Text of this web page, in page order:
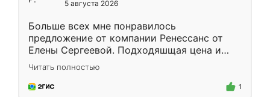
5 августа 2026
Больше всех мне понравилось
предложение от компании Ренессанс от
Елены Сергеевой. Подходяшщая цена и
короткие сроки изготовления. Приехавший
для замера сотрудник Владислав
предложил по моему эскизу самый
Читать полностью
1